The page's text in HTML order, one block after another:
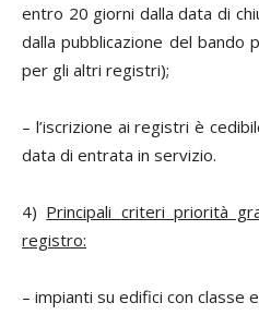
entro 20 giorni dalla data di
dalla pubblicazione del
per gli altri registri);
– l’iscrizione ai registri è
data di entrata in servizio.
4) Principali criteri priorità
registro:
– impianti su edifici con classe